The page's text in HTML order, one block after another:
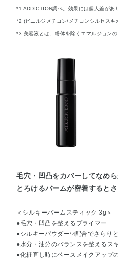
*1 ADDICTION調べ。効果には個人差があ
*2 (ビニルジメチコン/メチコンシルセスキ
*3 美容液とは、粉体を除くエマルジョン
毛穴・凹凸をカバーしてなめ
とろけるバームが密着すると
＜シルキーバームスティック 3g＞
●毛穴・凹凸を整えるプライマー
●シルキーパウダー*4配合でさらり
●水分・油分のバランスを整えるス
●化粧直し時にベースメイクアップ